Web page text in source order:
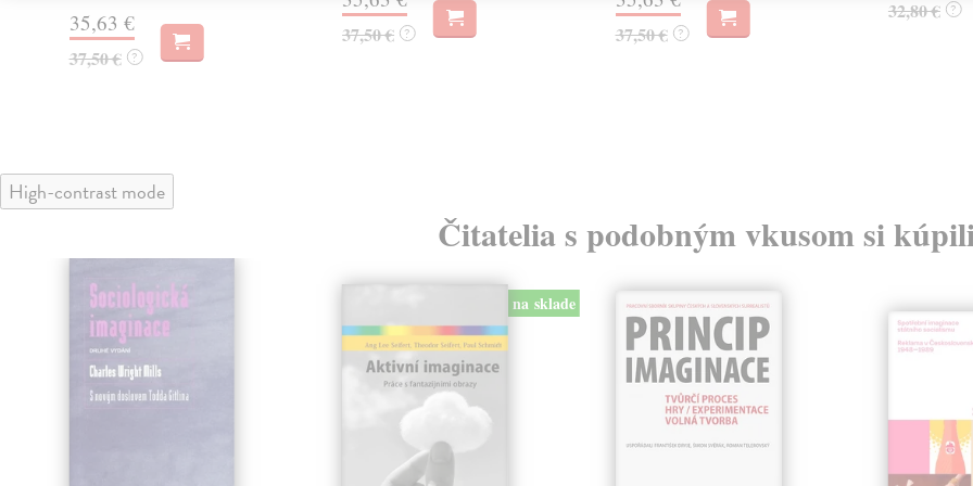
35,63 €
37,50 € ?
37,50 € ? 37,50 € ?
32,80 € ?
High-contrast mode
Čitatelia s podobným vkusom si
na sklade